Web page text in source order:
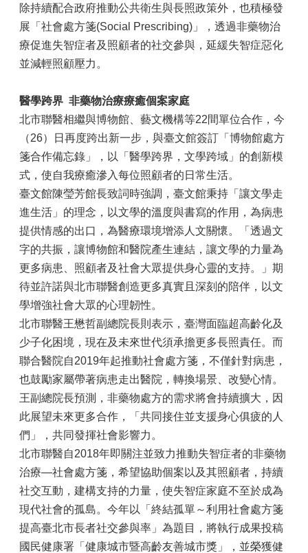
除持續配合政府推動公共衛生與長照政策外，也積極發
展「社會處方箋(Social Prescribing)」，透過非藥物治
療促進失智症者及照顧者的社交參與，延緩失智症惡化
並減輕照顧壓力。
醫學跨界 非藥物治療療癒個案家庭
北市聯醫相繼與博物館、藝文機構等22間單位合作，今
（26）日再度跨出新一步，與臺文館簽訂「博物館處方
箋合作備忘錄」，以「醫學跨界，文學跨域」的創新模
式，使自我療癒滲入每位照顧者的日常生活。
臺文館陳瑩芳館長致詞時強調，臺文館秉持「讓文學走
進生活」的理念，以文學的溫度與書寫的作用，為病患
提供情感的出口，為醫療環境增添人文關懷。「透過文
字的共振，讓博物館和醫院產生連結，讓文學的力量為
更多病患、照顧者及社會大眾提供身心靈的支持。」期
待並許諾與北市聯醫創造更多真實且深刻的陪伴，以文
學增強社會大眾的心理韌性。
北市聯醫王懋哲副總院長則表示，臺灣面臨超高齡化及
少子化困境，現在及未來世代須承擔更多長照責任。而
聯合醫院自2019年起推動社會處方箋，不僅針對病患，
也鼓勵家屬帶著病患走出醫院，轉換場景、改變心情。
王副總院長預測，非藥物處方的需求將會持續擴大，因
此展望未來更多合作，「共同接住並支援身心俱疲的人
們」，共同發揮社會影響力。
北市聯醫自2018年即關注並致力推動失智症者的非藥物
治療—社會處方箋，希望協助個案以及其照顧者，持續
社交互動，建構支持的力量，使失智症家庭不至於成為
現代社會的孤島。今年以「終結孤單～利用社會處方箋
提高臺北市長者社交參與率」為題目，將執行成果投稿
國民健康署「健康城市暨高齡友善城市獎」，並榮獲健